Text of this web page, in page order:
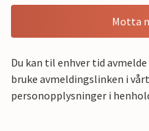
Motta
Du kan til enhver tid
bruke avmeldingslinken i
personopplysninger i